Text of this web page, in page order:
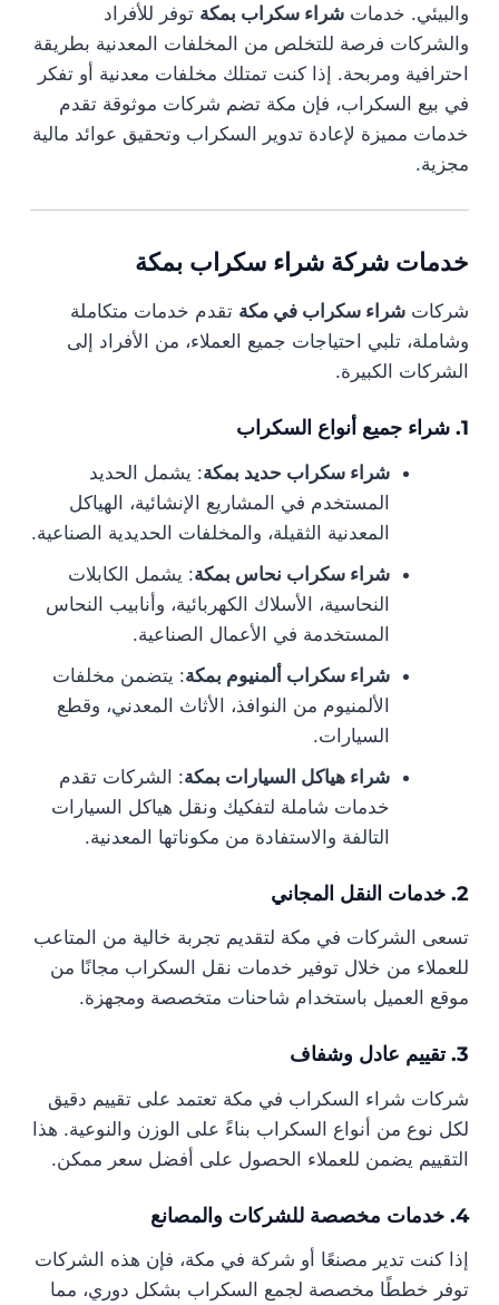
والبيئي. خدمات شراء سكراب بمكة توفر للأفراد
والشركات فرصة للتخلص من المخلفات المعدنية بطريقة
احترافية ومربحة. إذا كنت تمتلك مخلفات معدنية أو تفكر
في بيع السكراب، فإن مكة تضم شركات موثوقة تقدم
خدمات مميزة لإعادة تدوير السكراب وتحقيق عوائد مالية
مجزية.
خدمات شركة شراء سكراب بمكة
شركات شراء سكراب في مكة تقدم خدمات متكاملة
وشاملة، تلبي احتياجات جميع العملاء، من الأفراد إلى
الشركات الكبيرة.
1. شراء جميع أنواع السكراب
شراء سكراب حديد بمكة: يشمل الحديد
المستخدم في المشاريع الإنشائية، الهياكل
المعدنية الثقيلة، والمخلفات الحديدية الصناعية.
شراء سكراب نحاس بمكة: يشمل الكابلات
النحاسية، الأسلاك الكهربائية، وأنابيب النحاس
المستخدمة في الأعمال الصناعية.
شراء سكراب ألمنيوم بمكة: يتضمن مخلفات
الألمنيوم من النوافذ، الأثاث المعدني، وقطع
السيارات.
شراء هياكل السيارات بمكة: الشركات تقدم
خدمات شاملة لتفكيك ونقل هياكل السيارات
التالفة والاستفادة من مكوناتها المعدنية.
2. خدمات النقل المجاني
تسعى الشركات في مكة لتقديم تجربة خالية من المتاعب
للعملاء من خلال توفير خدمات نقل السكراب مجانًا من
موقع العميل باستخدام شاحنات متخصصة ومجهزة.
3. تقييم عادل وشفاف
شركات شراء السكراب في مكة تعتمد على تقييم دقيق
لكل نوع من أنواع السكراب بناءً على الوزن والنوعية. هذا
التقييم يضمن للعملاء الحصول على أفضل سعر ممكن.
4. خدمات مخصصة للشركات والمصانع
إذا كنت تدير مصنعًا أو شركة في مكة، فإن هذه الشركات
توفر خططًا مخصصة لجمع السكراب بشكل دوري، مما